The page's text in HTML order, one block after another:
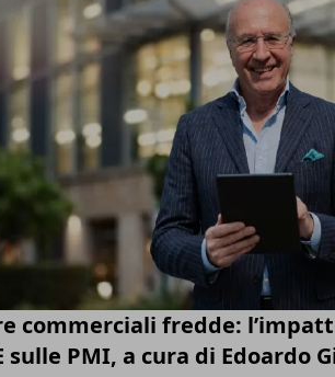
commerciali fredde:
sulle PMI, a cura di Edoardo